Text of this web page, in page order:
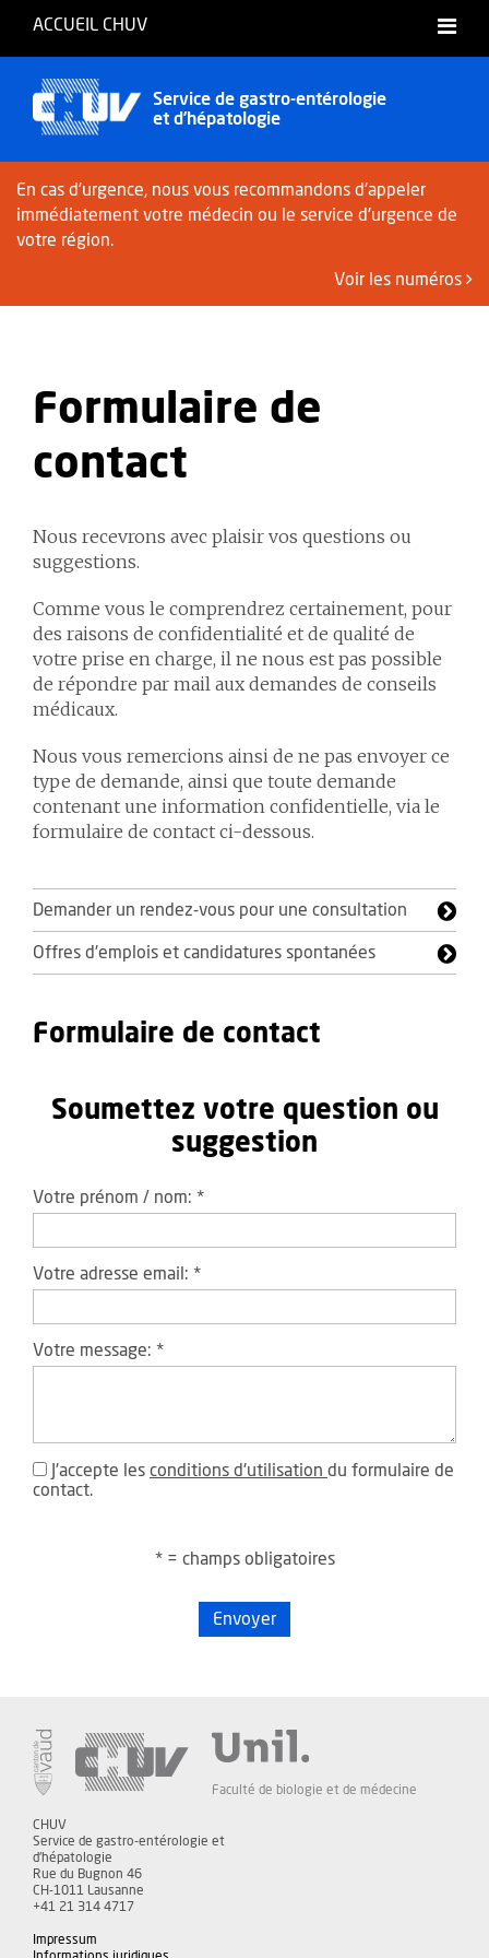
ACCUEIL CHUV
Service de gastro-entérologie
et d’hépatologie
En cas d'urgence, nous vous recommandons d'appeler
immédiatement votre médecin ou le service d'urgence de
votre région.
Voir les numéros
Formulaire de
contact
Nous recevrons avec plaisir vos questions ou
suggestions.
Comme vous le comprendrez certainement, pour
des raisons de confidentialité et de qualité de
votre prise en charge, il ne nous est pas possible
de répondre par mail aux demandes de conseils
médicaux.
Nous vous remercions ainsi de ne pas envoyer ce
type de demande, ainsi que toute demande
contenant une information confidentielle, via le
formulaire de contact ci-dessous.
Demander un rendez-vous pour une consultation
Offres d'emplois et candidatures spontanées
Formulaire de contact
Soumettez votre question ou
suggestion
Votre prénom / nom: *
Votre adresse email: *
Votre message: *
J'accepte les conditions d'utilisation du formulaire de
contact.
* = champs obligatoires
Envoyer
Faculté de biologie et de médecine
CHUV
Service de gastro-entérologie et
d'hépatologie
Rue du Bugnon 46
CH-1011 Lausanne
+41 21 314 4717
Impressum